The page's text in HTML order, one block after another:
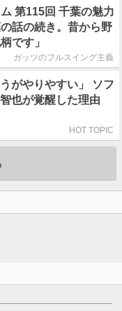
第115回 千葉の魅力
の話の続き。昔から野
です」
ガッツのフルスイング主義
がやりやすい」 ソフ
也が覚醒した理由
HOT TOPIC